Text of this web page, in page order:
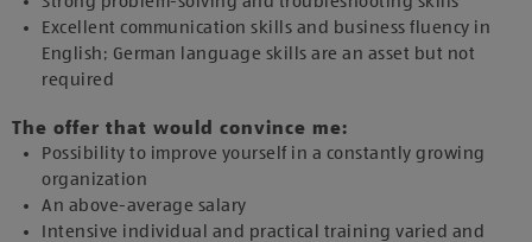
Excellent communication skills and business fluency in
English; German language skills are an asset but not
required
The offer that would convince me:
Possibility to improve yourself in a constantly growing
organization
An above-average salary
Intensive individual and practical training varied and